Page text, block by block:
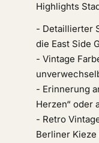
Highlights
- Detaillierter
die East Side
- Vintage
- Erinnerung
Herzen“ oder
- Retro
Berliner